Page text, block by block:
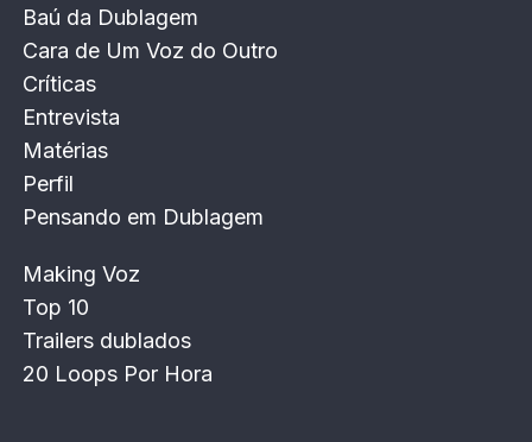
Baú da Dublagem
Cara de Um Voz do Outro
Críticas
Entrevista
Matérias
Perfil
Pensando em Dublagem
Making Voz
Top 10
Trailers dublados
20 Loops Por Hora